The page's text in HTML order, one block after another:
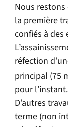
Nous
la première
confiés à des
réfection
principal (75
pour l’instant.
D’autres
terme (non